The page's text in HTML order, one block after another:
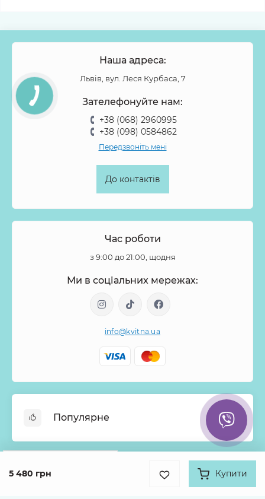
5 480 грн Купити
Наша адреса:
Львів, вул. Леся Курбаса, 7
Зателефонуйте нам:
+38 (068) 2960995
+38 (098) 0584862
Передзвоніть мені
До контактів
Час роботи
з 9:00 до 21:00, щодня
Ми в соціальних мережах:
info@kvitna.ua
Популярне
Онлайн-Вітрина